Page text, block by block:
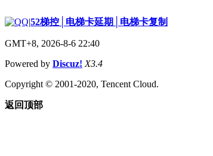
|52梯控│电梯卡延期│电梯卡复制
GMT+8, 2026-8-6 22:40
Powered by Discuz! X3.4
Copyright © 2001-2020, Tencent Cloud.
返回顶部